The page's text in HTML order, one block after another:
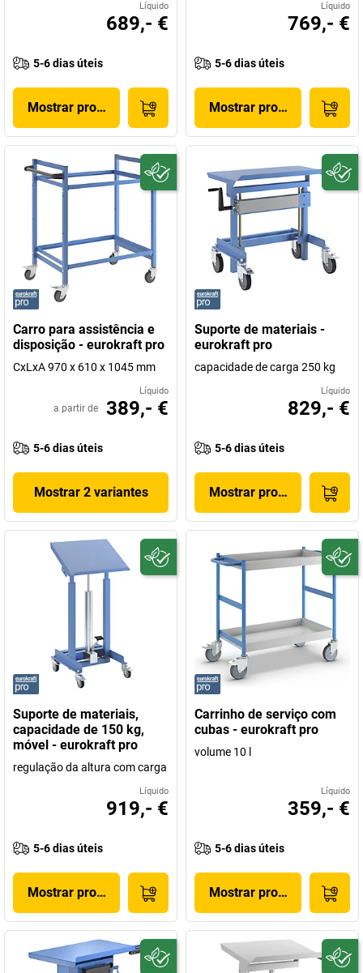
Líquido
689,- €
5-6 dias úteis
Mostrar produto
Líquido
769,- €
5-6 dias úteis
Mostrar produto
Carro para assistência e
disposição - eurokraft pro
CxLxA 970 x 610 x 1045 mm
Líquido
a partir de 389,- €
5-6 dias úteis
Mostrar 2 variantes
Suporte de materiais -
eurokraft pro
capacidade de carga 250 kg
Líquido
829,- €
5-6 dias úteis
Mostrar produto
Suporte de materiais,
capacidade de 150 kg,
móvel - eurokraft pro
regulação da altura com carga
Líquido
919,- €
5-6 dias úteis
Mostrar produto
Carrinho de serviço com
cubas - eurokraft pro
volume 10 l
Líquido
359,- €
5-6 dias úteis
Mostrar produto